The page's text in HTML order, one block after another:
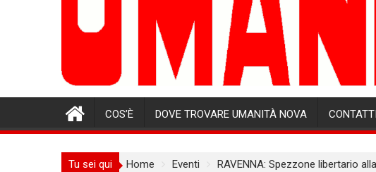
COS’È DOVE TROVARE UMANITÀ NOVA CONTATTI
Tu sei qui Home Eventi RAVENNA: Spezzone libertario